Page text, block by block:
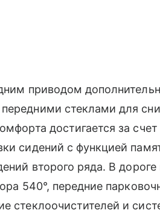
приводом
стеклами для
достигается за
сидений с функцией
второго ряда. В
540°, передние
стеклоочистителей и